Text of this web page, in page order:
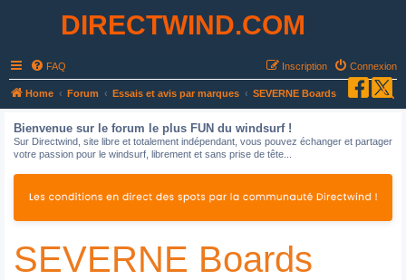
DIRECTWIND.COM
FAQ Connexion
Inscription
Home Forum Essais et avis par marques SEVERNE Boards
Bienvenue sur le forum le plus FUN du windsurf !
Sur Directwind, site libre et totalement indépendant, vous pouvez échanger et partager
votre passion pour le windsurf, librement et sans prise de tête...
SEVERNE Boards